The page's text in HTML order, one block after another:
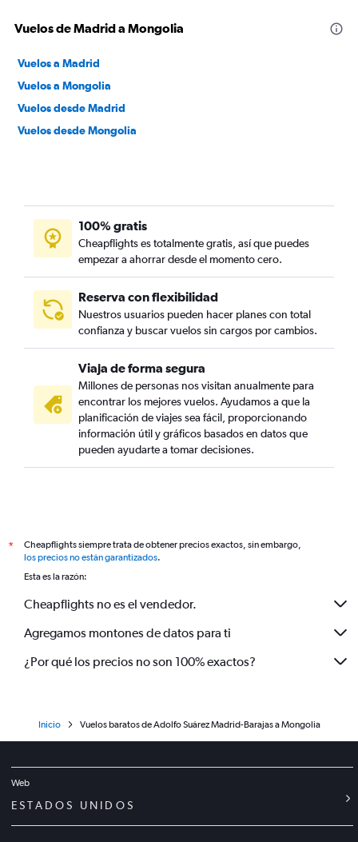
Vuelos de Madrid a Mongolia
Vuelos a Madrid
Vuelos a Mongolia
Vuelos desde Madrid
Vuelos desde Mongolia
100% gratis
Cheapflights es totalmente gratis, así que puedes
empezar a ahorrar desde el momento cero.
Reserva con flexibilidad
Nuestros usuarios pueden hacer planes con total
confianza y buscar vuelos sin cargos por cambios.
Viaja de forma segura
Millones de personas nos visitan anualmente para
encontrar los mejores vuelos. Ayudamos a que la
planificación de viajes sea fácil, proporcionando
información útil y gráficos basados en datos que
pueden ayudarte a tomar decisiones.
*
Cheapflights siempre trata de obtener precios exactos, sin embargo,
los precios no están garantizados.
Esta es la razón:
Cheapflights no es el vendedor.
Agregamos montones de datos para ti
¿Por qué los precios no son 100% exactos?
Inicio Vuelos baratos de Adolfo Suárez Madrid-Barajas a Mongolia
Web
ESTADOS UNIDOS